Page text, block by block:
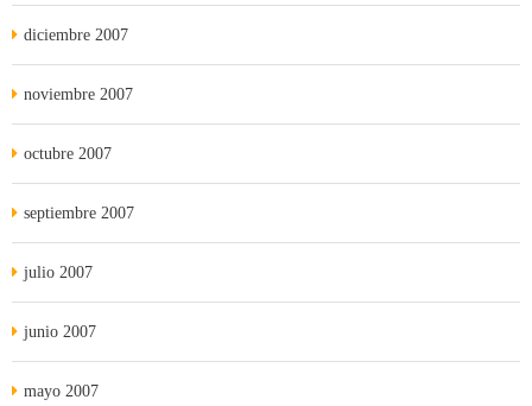
diciembre 2007
noviembre 2007
octubre 2007
septiembre 2007
julio 2007
junio 2007
mayo 2007